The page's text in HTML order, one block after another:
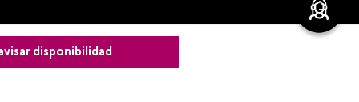
disponibilidad